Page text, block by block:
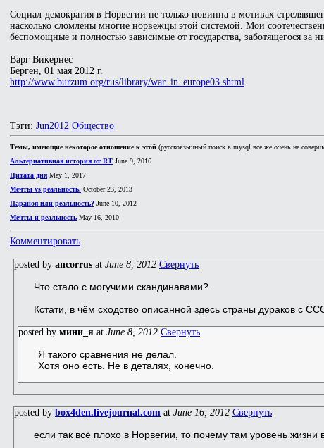
Социал-демократия в Норвегии не только повинна в мотивах
насколько сломлены многие норвежцы этой системой. Мои
беспомощные и полностью зависимые от государства, заботящегося за
Варг Викернес
Берген, 01 мая 2012 г.
http://www.burzum.org/rus/library/war_in_europe03.shtml
Тэги: Jun2012 Общество
Темы, имеющие некоторое отношение к этой (русскоязычный поиск в mysql все же очень не
Альтернативная история от RT June 9, 2016
Цитата дня May 1, 2017
Мечты vs реальность. October 23, 2013
Параноя или реальность? June 10, 2012
Мечты и реальность May 16, 2010
Комментировать
posted by ancorrus at June 8, 2012 Свернуть
Что стало с могучими скандинавами?..
Кстати, в чём сходство описанной здесь страны дураков с
posted by мини_я at June 8, 2012 Свернуть
Я такого сравнения не делал.
Хотя оно есть. Не в деталях, конечно.
posted by box4den.livejournal.com at June 16, 2012 Свернуть
если так всё плохо в Норвегии, то почему там уровень